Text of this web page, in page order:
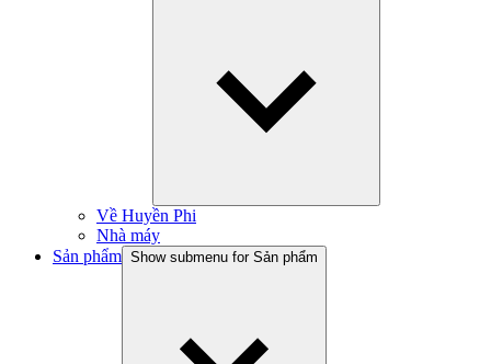
Về Huyền Phi
Nhà máy
Sản phẩm Show submenu for Sản phẩm